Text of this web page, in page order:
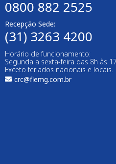
0800 882 2525
Recepção Sede:
(31) 3263 4200
Horário de funcionamento:
Segunda a sexta-feira das 8h às
Exceto feriados nacionais e locais.
crc@fiemg.com.br